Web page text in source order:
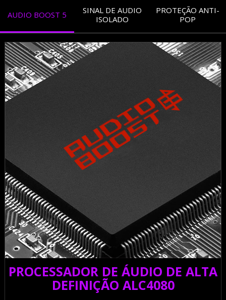
AUDIO BOOST 5
SINAL DE AUDIO
ISOLADO
PROTEÇÃO ANTI-
POP
PROCESSADOR DE ÁUDIO DE ALTA
DEFINIÇÃO ALC4080